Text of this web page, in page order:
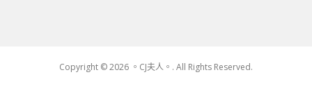
Copyright © 2026 。CJ夫人。. All Rights Reserved.